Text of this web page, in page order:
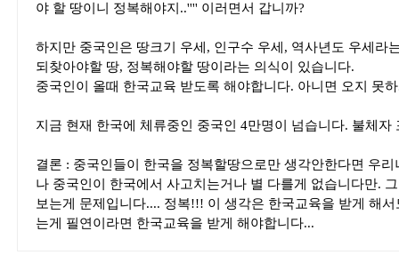
야 할 땅이니 정복해야지..'''' 이러면서 갑니까?
하지만 중국인은 땅크기 우세, 인구수 우세, 역사년도 우세라
되찾아야할 땅, 정복해야할 땅이라는 의식이 있습니다.
중국인이 올때 한국교육 받도록 해야합니다. 아니면 오지 못
지금 현재 한국에 체류중인 중국인 4만명이 넘습니다. 불체자
결론 : 중국인들이 한국을 정복할땅으로만 생각안한다면 우
나 중국인이 한국에서 사고치는거나 별 다를게 없습니다만.
보는게 문제입니다.... 정복!!! 이 생각은 한국교육을 받게 해
는게 필연이라면 한국교육을 받게 해야합니다...